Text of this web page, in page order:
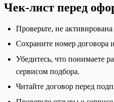
Чек-лист перед
Проверьте, не
Сохраните номер договора
Убедитесь, что понимаете
сервисом подбора.
Читайте договор перед